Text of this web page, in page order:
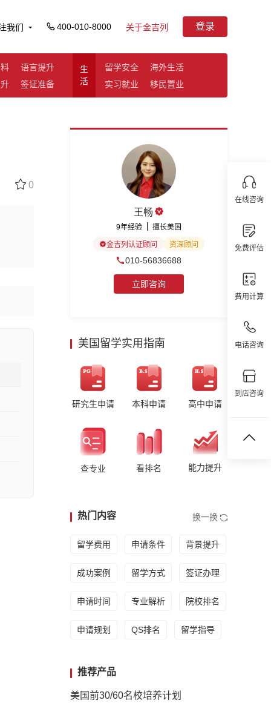
我们 400-010-8000 关于金吉列 登录
语言提升
签证准备
生
活
留学安全
海外生活
实习就业
移民置业
在线咨询
免费评估
费用计算
电话咨询
到店咨询
0
王畅
9年经验 擅长美国
金吉列认证顾问 资深顾问
010-56836688
立即咨询
美国留学实用指南
研究生申请 本科申请 高中申请
查专业 看排名 能力提升
热门内容 换一换
留学费用 申请条件 背景提升
成功案例 留学方式 签证办理
申请时间 专业解析 院校排名
申请规划 QS排名 留学指导
推荐产品
美国前30/60名校培养计划